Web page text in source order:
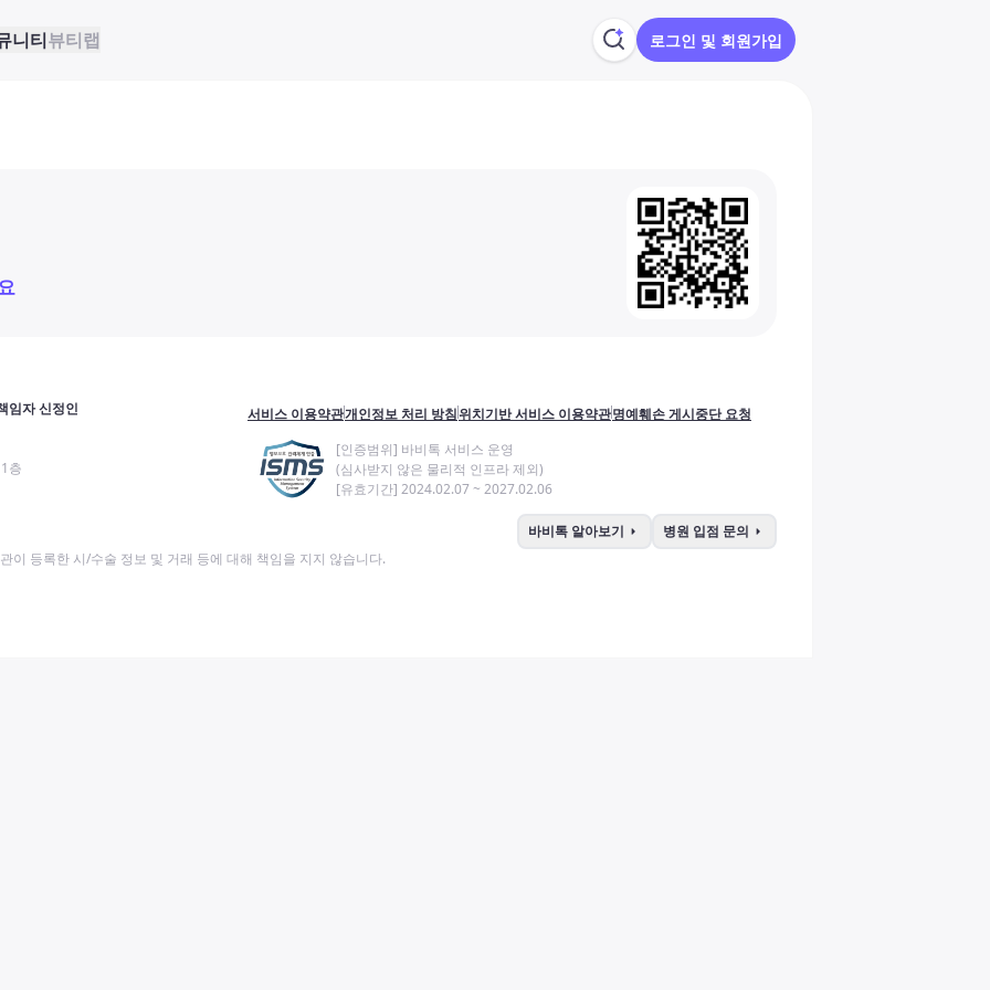
니티뷰티랩 로그인 및 회원가입
임자 신정인
층
서비스 이용약관개인정보 처리 방침위치기반 서비스 이용약관명예훼손 게시중단 요청
[인증범위] 바비톡 서비스 운영
(심사받지 않은 물리적 인프라 제외)
[유효기간] 2024.02.07 ~ 2027.02.06
바비톡 알아보기 arrow_right 병원 입점 문의 arrow_right
이 등록한 시/수술 정보 및 거래 등에 대해 책임을 지지 않습니다.